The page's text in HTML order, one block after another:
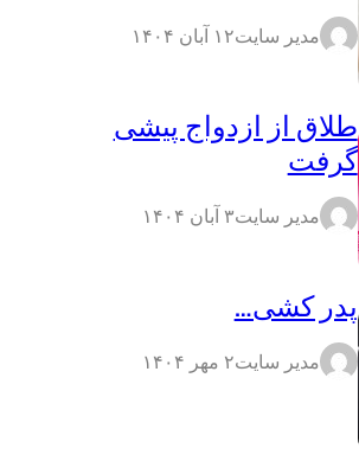
مدیر سایت۱۲ آبان ۱۴۰۴
طلاق از ازدواج پیشی
گرفت
مدیر سایت۳ آبان ۱۴۰۴
پدر کشی…
مدیر سایت۲ مهر ۱۴۰۴